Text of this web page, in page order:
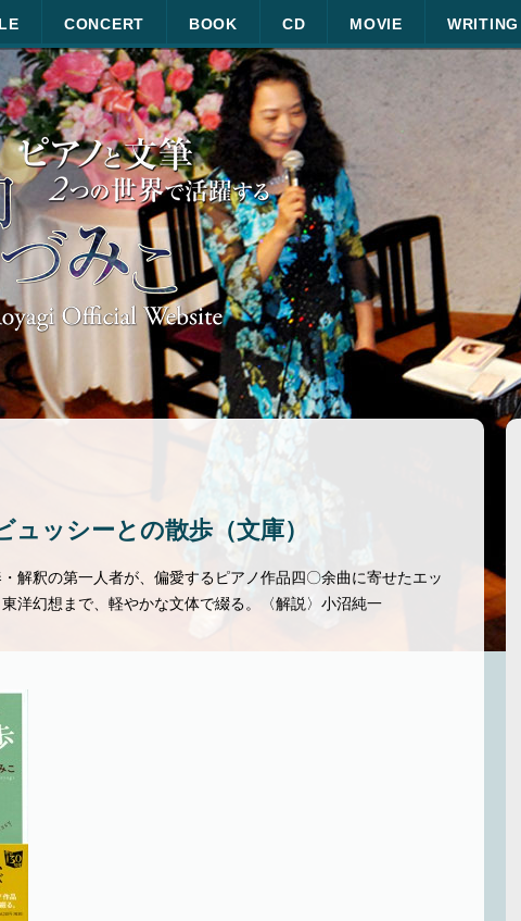
CONCERT BOOK CD MOVIE WRITING
ュッシーとの散歩（文庫）
・解釈の第一人者が、偏愛するピアノ作品四〇余曲に寄せたエッ
洋幻想まで、軽やかな文体で綴る。〈解説〉小沼純一